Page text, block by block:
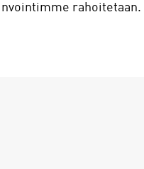
rahoitetaan.